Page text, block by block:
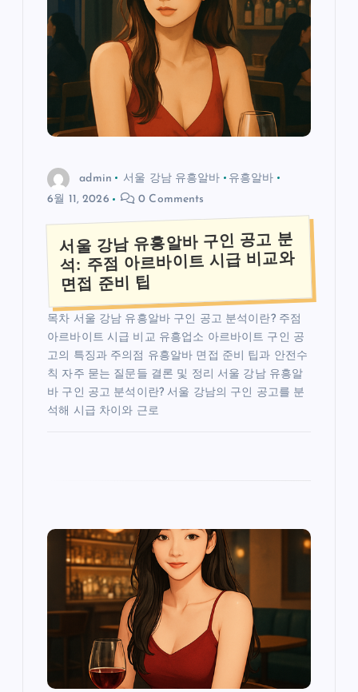
admin 서울 강남 유흥알바
유흥알바
6월 11, 2026
0 Comments
서울 강남 유흥알바 구인 공고 분
석: 주점 아르바이트 시급 비교와
면접 준비 팁
목차 서울 강남 유흥알바 구인 공고 분석이란? 주점
아르바이트 시급 비교 유흥업소 아르바이트 구인 공
고의 특징과 주의점 유흥알바 면접 준비 팁과 안전수
칙 자주 묻는 질문들 결론 및 정리 서울 강남 유흥알
바 구인 공고 분석이란? 서울 강남의 구인 공고를 분
석해 시급 차이와 근로